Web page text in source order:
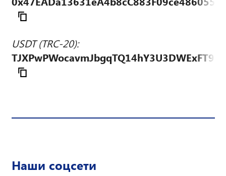
USDT (TRC-20):
TJXPwPWocavmJbgqTQ14hY3U3DWExFT9Vz
Наши соцсети